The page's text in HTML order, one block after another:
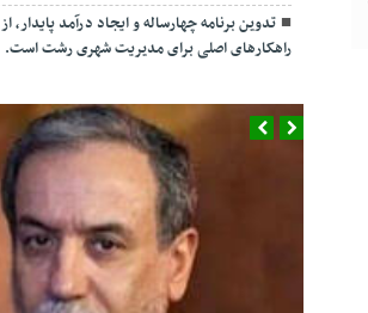
تدوین برنامه چهارساله و ایجاد درآمد پایدار، از
راهکارهای اصلی برای مدیریت شهری رشت است.